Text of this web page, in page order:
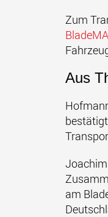
Zum
Aus
am